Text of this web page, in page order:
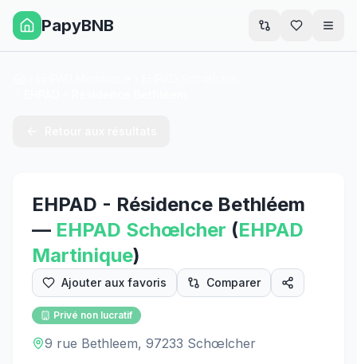
PapyBNB
EHPAD - Résidence Bethléem
— EHPAD Schœlcher (EHPAD
Martinique)
Ajouter aux favoris Comparer
Privé non lucratif
9 rue Bethleem, 97233 Schœlcher